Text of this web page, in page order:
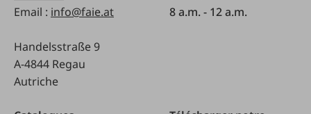
Email : info@faie.at
Handelsstraße 9
A-4844 Regau
Autriche
8 a.m. - 12 a.m.